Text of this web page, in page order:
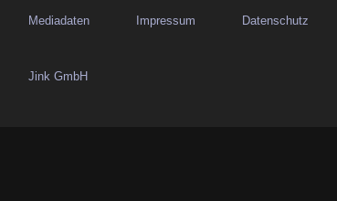
i
g
Mediadaten Impressum Datenschutz
Jink GmbH